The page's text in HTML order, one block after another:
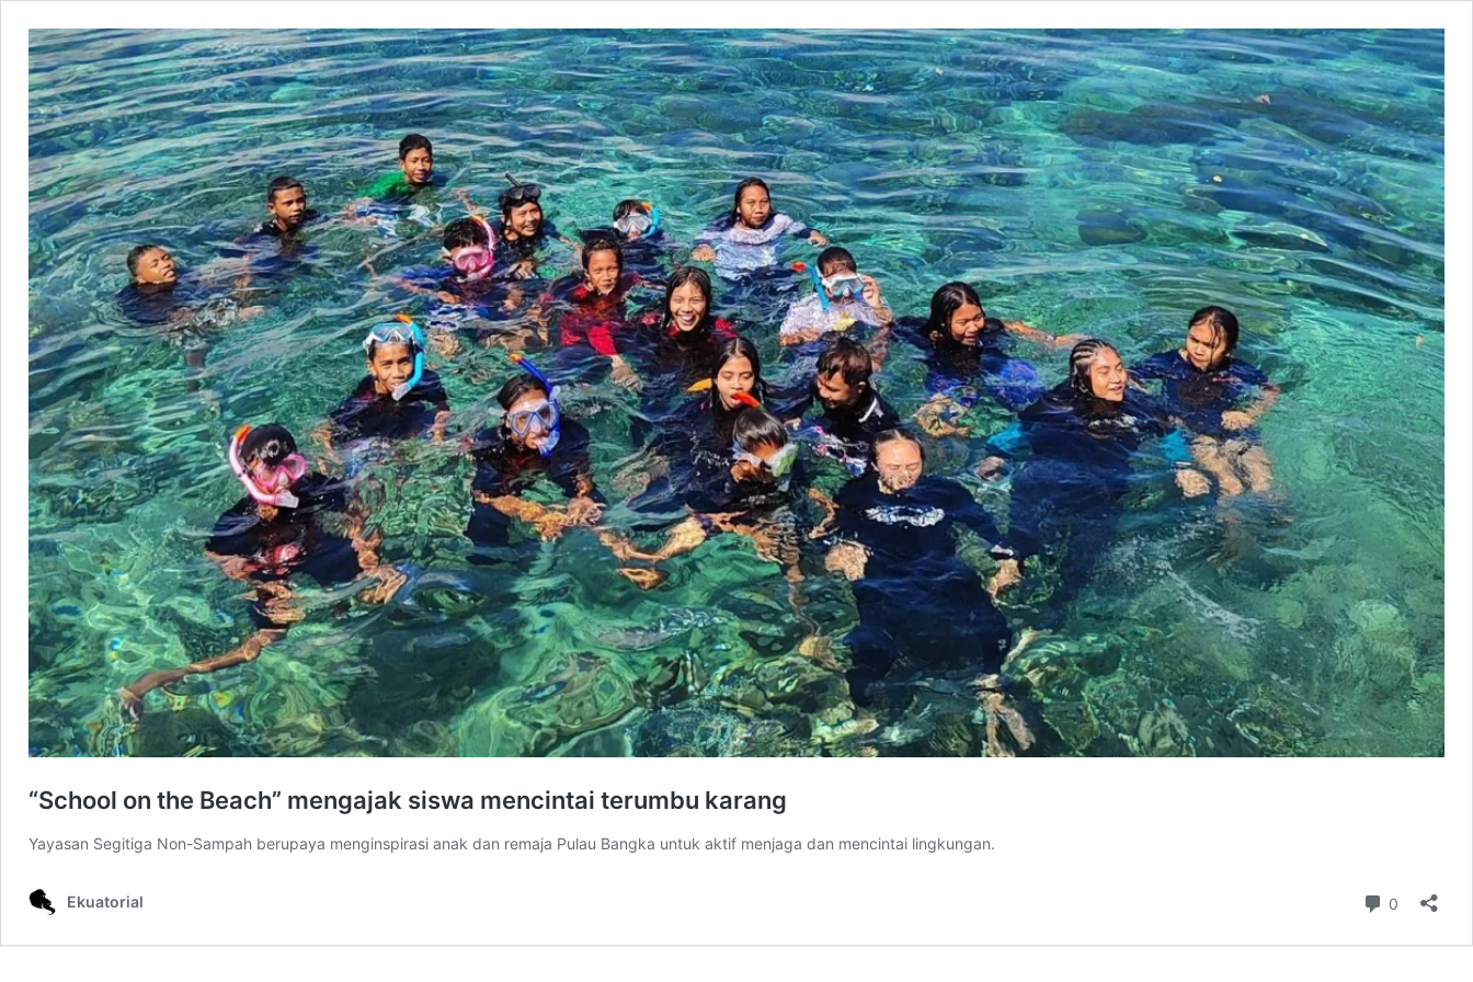
“School on the Beach” mengajak siswa mencintai terumbu karang
Yayasan Segitiga Non-Sampah berupaya menginspirasi anak dan remaja Pulau Bangka untuk aktif menjaga dan mencintai lingkungan.
Ekuatorial 0 Komentar